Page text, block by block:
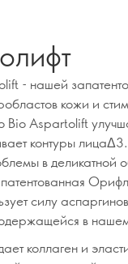
- нашей
кожи и
Bio Aspartolift
контуры
в деликатной
силу
в
коллаген и